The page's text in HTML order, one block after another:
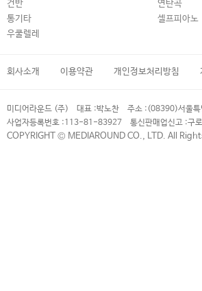
건반
통기타
우쿨렐레
연탄곡
셀프피아노
회사소개 이용약관 개인정보처리방침
미디어라운드 (주) 대표 :박노찬 주소 : (08390)서울특
사업자등록번호 :113-81-83927 통신판매업신고 :구
COPYRIGHT © MEDIAROUND CO., LTD. All